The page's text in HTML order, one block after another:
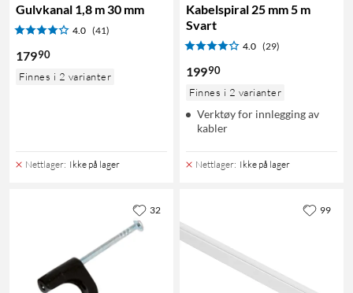
Gulvkanal 1,8 m 30 mm
4.0 (41)
17990
Finnes i 2 varianter
Nettlager: Ikke på lager
Kabelspiral 25 mm 5 m
Svart
4.0 (29)
19990
Finnes i 2 varianter
Verktøy for innlegging av
kabler
Nettlager: Ikke på lager
32 99